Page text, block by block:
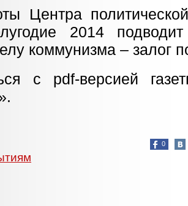
Центра
2014
коммунизма – залог
с pdf-версией
0